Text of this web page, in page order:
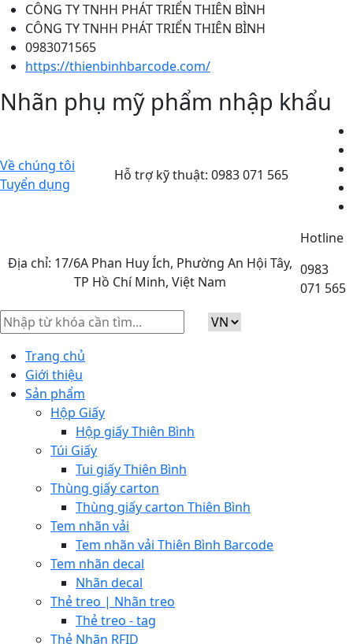
CÔNG TY TNHH PHÁT TRIỂN THIÊN BÌNH
CÔNG TY TNHH PHÁT TRIỂN THIÊN BÌNH
0983071565
https://thienbinhbarcode.com/
Nhãn phụ mỹ phẩm nhập khẩu
Về chúng tôi
Tuyển dụng
Hỗ trợ kỹ thuật: 0983 071 565
Địa chỉ: 17/6A Phan Huy Ích, Phường An Hội Tây,
TP Hồ Chí Minh, Việt Nam
Hotline
0983
071 565
Trang chủ
Giới thiệu
Sản phẩm
Hộp Giấy
Hộp giấy Thiên Bình
Túi Giấy
Tui giấy Thiên Bình
Thùng giấy carton
Thùng giấy carton Thiên Bình
Tem nhãn vải
Tem nhãn vải Thiên Bình Barcode
Tem nhãn decal
Nhãn decal
Thẻ treo | Nhãn treo
Thẻ treo - tag
Thẻ Nhãn RFID